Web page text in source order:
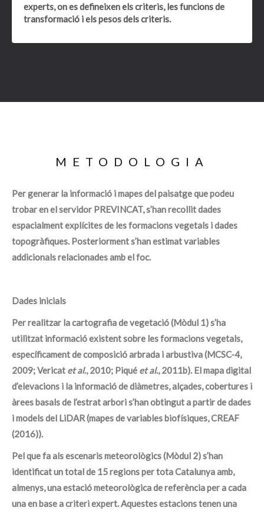
experts, on es defineixen els criteris, les funcions de
transformació i els pesos dels criteris.
METODOLOGIA
Per generar la informació i mapes del paisatge que podeu
trobar en el servidor PREVINCAT, s’han recollit dades
espacialment explícites de les formacions vegetals i dades
topogràfiques. Posteriorment s’han estimat variables
addicionals relacionades amb el foc.
Dades inicials
Per realitzar la cartografia de vegetació (Mòdul 1) s’ha
utilitzat informació existent sobre les formacions vegetals,
específicament de composició arbrada i arbustiva (MCSC-4,
2009; Vericat et al., 2010; Piqué et al., 2011b). El mapa digital
d’elevacions i la informació de diàmetres, alçades, cobertures i
àrees basals de l’estrat arbori s’han obtingut a partir de dades
i models del LiDAR (mapes de variables biofísiques, CREAF
(2016)).
Pel que fa als escenaris meteorològics (Mòdul 2) s’han
identificat un total de 15 regions per tota Catalunya amb,
almenys, una estació meteorològica de referència per a cada
una en base a criteri expert. Aquestes estacions tenen una